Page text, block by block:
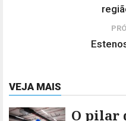
VEJA MAIS
O pilar